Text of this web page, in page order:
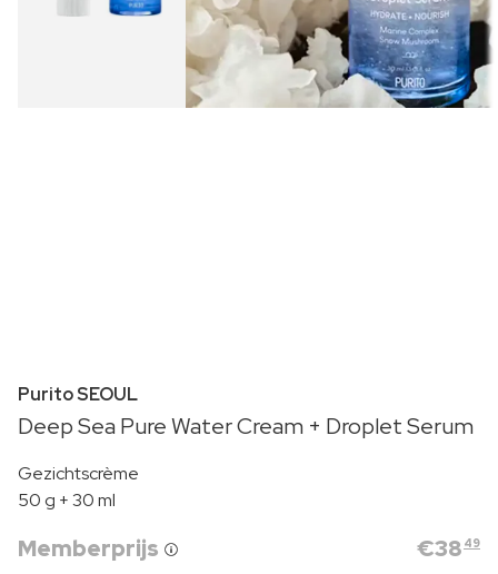
Purito SEOUL
Deep Sea Pure Water Cream + Droplet Serum
Gezichtscrème
50 g + 30 ml
Memberprijs €38 49